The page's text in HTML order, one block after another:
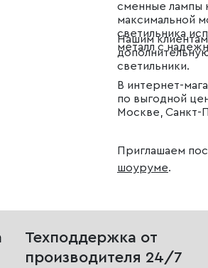
сменные лампы
максимальной
светильника
металл с
Нашим
светильники.
В интернет-
по выгодной
Москве, Санкт-
Приглашаем
шоуруме.
Техподдержка от
производителя 24/7